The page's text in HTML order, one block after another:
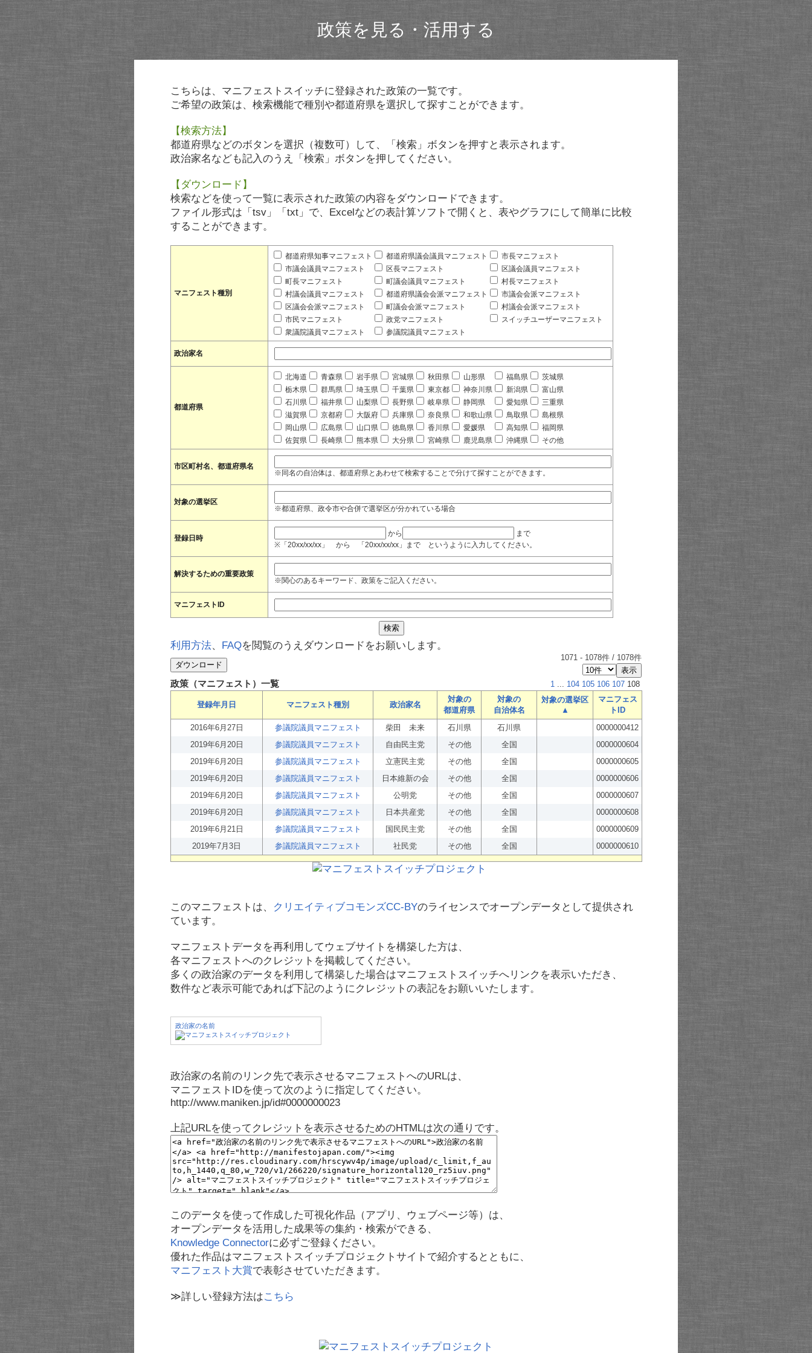
政策を見る・活用する
こちらは、マニフェストスイッチに登録された政策の一覧です。
ご希望の政策は、検索機能で種別や都道府県を選択して探すことができます。
【検索方法】
都道府県などのボタンを選択（複数可）して、「検索」ボタンを押すと表示されます。
政治家名なども記入のうえ「検索」ボタンを押してください。
【ダウンロード】
検索などを使って一覧に表示された政策の内容をダウンロードできます。
ファイル形式は「tsv」「txt」で、Excelなどの表計算ソフトで開くと、表やグラフにして簡単に比較
することができます。
マニフェスト種別
都道府県知事マニフェスト 都道府県議会議員マニフェスト
市長マニフェスト
市議会議員マニフェスト
区長マニフェスト
区議会議員マニフェスト
町長マニフェスト
町議会議員マニフェスト
村長マニフェスト
村議会議員マニフェスト
都道府県議会会派マニフェスト
市議会会派マニフェスト
区議会会派マニフェスト
町議会会派マニフェスト
村議会会派マニフェスト
市民マニフェスト
政党マニフェスト
スイッチユーザーマニフェスト
衆議院議員マニフェスト
参議院議員マニフェスト
政治家名
都道府県
北海道 青森県 岩手県 宮城県 秋田県 山形県 福島県
茨城県
栃木県
群馬県 埼玉県 千葉県 東京都 神奈川県 新潟県
富山県
石川県
福井県 山梨県 長野県 岐阜県 静岡県 愛知県
三重県
滋賀県
京都府 大阪府 兵庫県 奈良県 和歌山県 鳥取県
島根県
岡山県
広島県 山口県 徳島県 香川県 愛媛県 高知県
福岡県
佐賀県
長崎県 熊本県 大分県 宮崎県 鹿児島県 沖縄県 その他
市区町村名、都道府県名
※同名の自治体は、都道府県とあわせて検索することで分けて探すことができます。
対象の選挙区
※都道府県、政令市や合併で選挙区が分かれている場合
登録日時
から
まで
※「20xx/xx/xx」 から 「20xx/xx/xx」まで というように入力してください。
解決するための重要政策
※関心のあるキーワード、政策をご記入ください。
マニフェストID
利用方法、 FAQを閲覧のうえダウンロードをお願いします。
1071 - 1078件 / 1078件
政策（マニフェスト）一覧 1 ... 104 105 106 107 108
登録年月日 マニフェスト種別 政治家名
対象の
都道府県
対象の
自治体名
対象の選挙区
▲
マニフェス
トID
2016年6月27日
参議院議員マニフェスト 柴田 未来 石川県 石川県
0000000412
2019年6月20日
参議院議員マニフェスト 自由民主党 その他 全国
0000000604
2019年6月20日
参議院議員マニフェスト 立憲民主党 その他 全国
0000000605
2019年6月20日
参議院議員マニフェスト 日本維新の会 その他 全国
0000000606
2019年6月20日
参議院議員マニフェスト 公明党 その他 全国
0000000607
2019年6月20日
参議院議員マニフェスト 日本共産党 その他 全国
0000000608
2019年6月21日
参議院議員マニフェスト 国民民主党 その他 全国
0000000609
2019年7月3日
参議院議員マニフェスト 社民党 その他 全国 0000000610
このマニフェストは、 クリエイティブコモンズCC-BYのライセンスでオープンデータとして提供され
ています。
マニフェストデータを再利用してウェブサイトを構築した方は、
各マニフェストへのクレジットを掲載してください。
多くの政治家のデータを利用して構築した場合はマニフェストスイッチへリンクを表示いただき、
数件など表示可能であれば下記のようにクレジットの表記をお願いいたします。
政治家の名前
政治家の名前のリンク先で表示させるマニフェストへのURLは、
マニフェストIDを使って次のように指定してください。
http://www.maniken.jp/id#0000000023
上記URLを使ってクレジットを表示させるためのHTMLは次の通りです。
このデータを使って作成した可視化作品（アプリ、ウェブページ等）は、
オープンデータを活用した成果等の集約・検索ができる、
Knowledge Connectorに必ずご登録ください。
優れた作品はマニフェストスイッチプロジェクトサイトで紹介するとともに、
マニフェスト大賞で表彰させていただきます。
≫詳しい登録方法はこちら